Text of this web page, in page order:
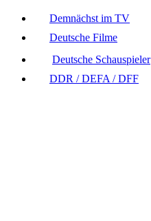
Demnächst im TV
Deutsche Filme
Deutsche Schauspieler
DDR / DEFA / DFF